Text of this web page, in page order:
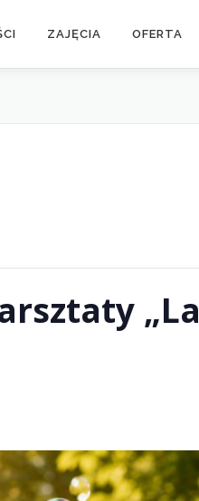
ZAJĘCIA OFERTA